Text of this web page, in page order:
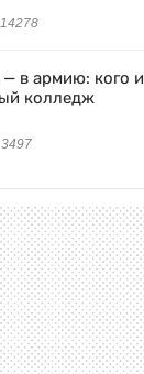
14278
в армию: кого и
колледж